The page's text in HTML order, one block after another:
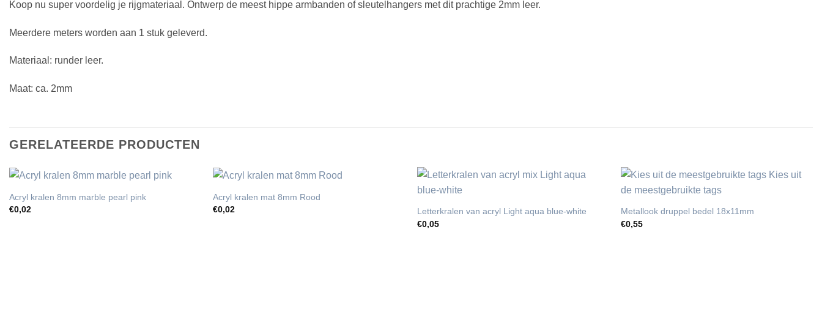
Koop nu super voordelig je rijgmateriaal. Ontwerp de meest hippe armbanden of sleutelhangers met dit prachtige 2mm leer.
Meerdere meters worden aan 1 stuk geleverd.
Materiaal: runder leer.
Maat: ca. 2mm
GERELATEERDE PRODUCTEN
Acryl kralen 8mm marble pearl pink
€0,02
Acryl kralen mat 8mm Rood
€0,02
Letterkralen van acryl Light aqua blue-white
€0,05
Metallook druppel bedel 18x11mm
€0,55